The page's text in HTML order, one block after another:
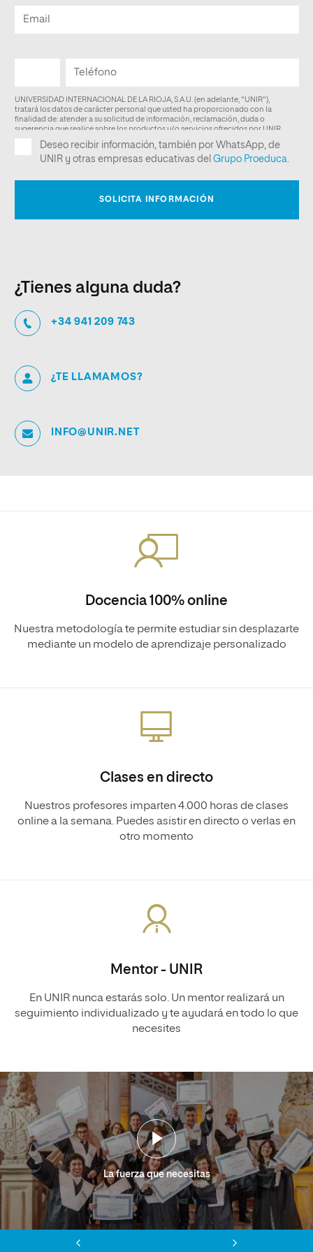
¿Tienes alguna duda?
+34 941 209 743
¿TE LLAMAMOS?
INFO@UNIR.NET
Docencia 100% online
Nuestra metodología te permite estudiar sin desplazarte
mediante un modelo de aprendizaje personalizado
Clases en directo
Nuestros profesores imparten 4.000 horas de clases
online a la semana. Puedes asistir en directo o verlas en
otro momento
Mentor - UNIR
En UNIR nunca estarás solo. Un mentor realizará un
seguimiento individualizado y te ayudará en todo lo que
necesites
La fuerza que necesitas